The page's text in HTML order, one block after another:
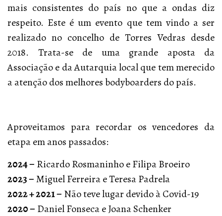
mais consistentes do país no que a ondas diz
respeito. Este é um evento que tem vindo a ser
realizado no concelho de Torres Vedras desde
2018. Trata-se de uma grande aposta da
Associação e da Autarquia local que tem merecido
a atenção dos melhores bodyboarders do país.
Aproveitamos para recordar os vencedores da
etapa em anos passados:
2024 – Ricardo Rosmaninho e Filipa Broeiro
2023 –Miguel Ferreira e Teresa Padrela
2022 + 2021 – Não teve lugar devido à Covid-19
2020 – Daniel Fonseca e Joana Schenker